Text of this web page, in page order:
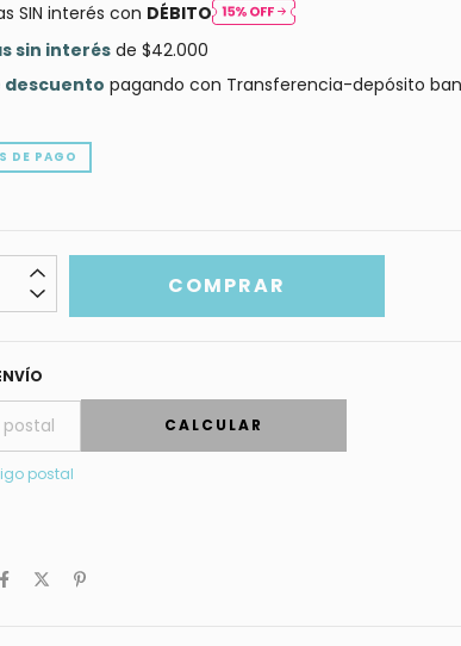
SIN interés con DÉBITO
sin interésde $42.000
descuento pagando con Transferencia-depósito
DE PAGO
CALCULAR
postal